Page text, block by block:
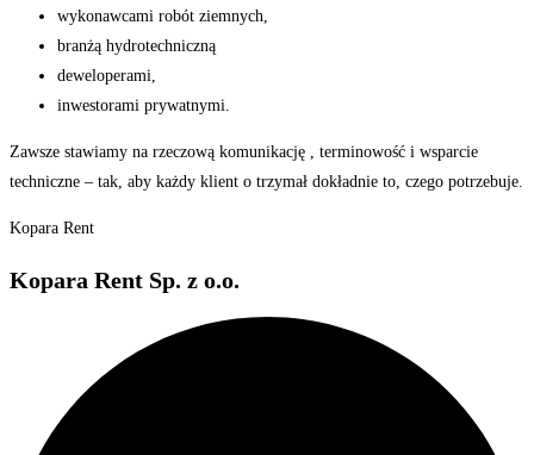
wykonawcami robót ziemnych,
branżą hydrotechniczną
deweloperami,
inwestorami prywatnymi.
Zawsze stawiamy na rzeczową komunikację , terminowość i wsparcie
techniczne – tak, aby każdy klient o trzymał dokładnie to, czego potrzebuje.
Kopara Rent
Kopara Rent Sp. z o.o.